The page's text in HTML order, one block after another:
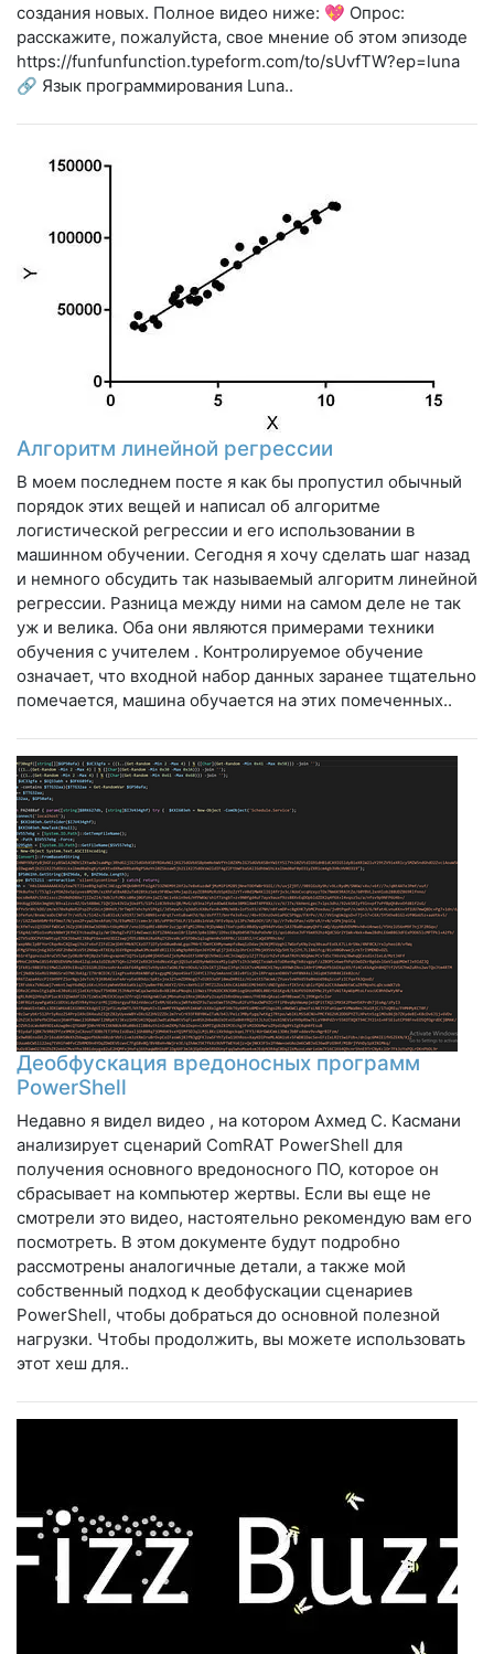
создания новых. Полное видео ниже: 💖 Опрос:
расскажите, пожалуйста, свое мнение об этом эпизоде ​​
https://funfunfunction.typeform.com/to/sUvfTW?ep=luna
🔗 Язык программирования Luna..
Алгоритм линейной регрессии
В моем последнем посте я как бы пропустил обычный
порядок этих вещей и написал об алгоритме
логистической регрессии и его использовании в
машинном обучении. Сегодня я хочу сделать шаг назад
и немного обсудить так называемый алгоритм линейной
регрессии. Разница между ними на самом деле не так
уж и велика. Оба они являются примерами техники
обучения с учителем . Контролируемое обучение
означает, что входной набор данных заранее тщательно
помечается, машина обучается на этих помеченных..
Деобфускация вредоносных программ
PowerShell
Недавно я видел видео , на котором Ахмед С. Касмани
анализирует сценарий ComRAT PowerShell для
получения основного вредоносного ПО, которое он
сбрасывает на компьютер жертвы. Если вы еще не
смотрели это видео, настоятельно рекомендую вам его
посмотреть. В этом документе будут подробно
рассмотрены аналогичные детали, а также мой
собственный подход к деобфускации сценариев
PowerShell, чтобы добраться до основной полезной
нагрузки. Чтобы продолжить, вы можете использовать
этот хеш для..